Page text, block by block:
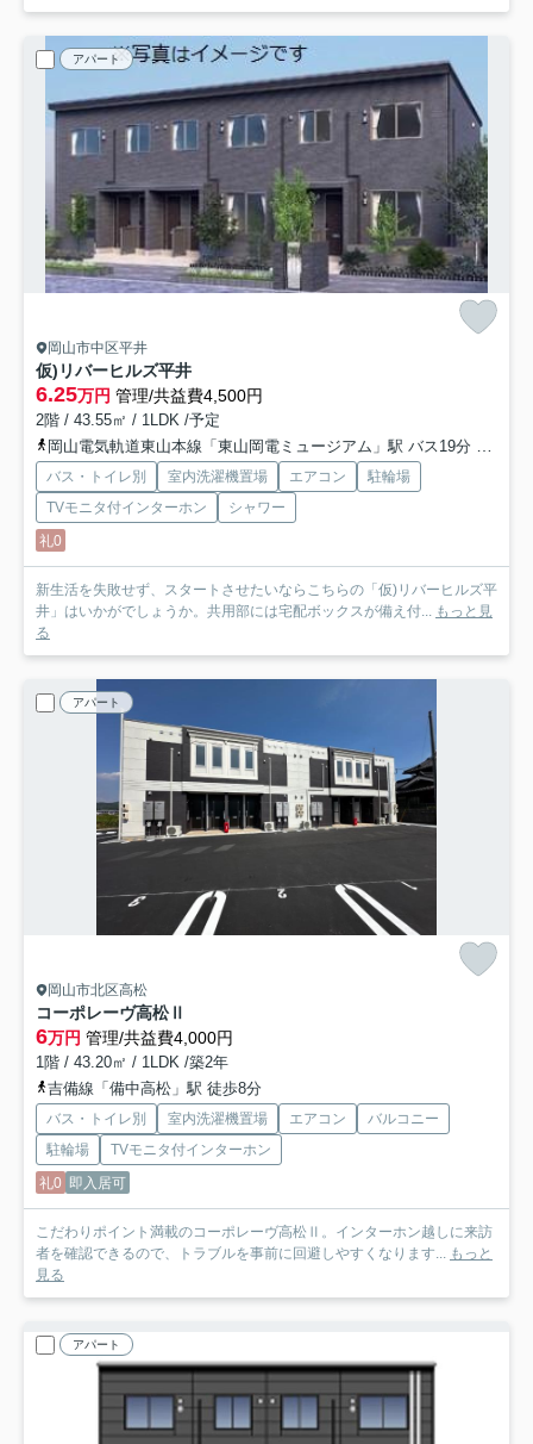
アパート
岡山市中区平井
仮)リバーヒルズ平井
6.25万円 管理/共益費4,500円
2階 / 43.55㎡ / 1LDK /予定
岡山電気軌道東山本線「東山岡電ミュージアム」駅 バス19分 「四軒屋」 停歩3分
バス・トイレ別 室内洗濯機置場 エアコン
駐輪場
TVモニタ付インターホン
シャワー
礼0
新生活を失敗せず、スタートさせたいならこちらの「仮)リバーヒルズ平
井」はいかがでしょうか。共用部には宅配ボックスが備え付...
もっと見
る
アパート
岡山市北区高松
コーポレーヴ高松Ⅱ
6万円 管理/共益費4,000円
1階 / 43.20㎡ / 1LDK /築2年
吉備線「備中高松」駅 徒歩8分
バス・トイレ別 室内洗濯機置場 エアコン
バルコニー
駐輪場
TVモニタ付インターホン
礼0 即入居可
こだわりポイント満載のコーポレーヴ高松Ⅱ。インターホン越しに来訪
者を確認できるので、トラブルを事前に回避しやすくなります...
もっと
見る
アパート